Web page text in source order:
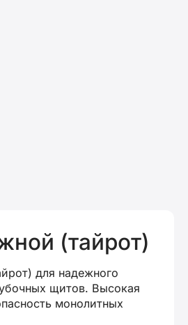
(тайрот)
для надежного
щитов. Высокая
монолитных